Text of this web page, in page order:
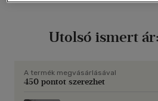
Utolsó ismert ár:
A termék megvásárlásával
450 pontot szerezhet